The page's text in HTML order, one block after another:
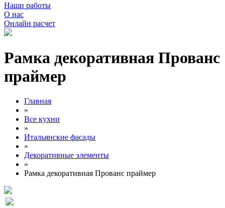
Наши работы
О нас
Онлайн расчет
Рамка декоративная Прованс
праймер
Главная
»
Все кухни
»
Итальянские фасады
»
Декоративные элементы
»
Рамка декоративная Прованс праймер